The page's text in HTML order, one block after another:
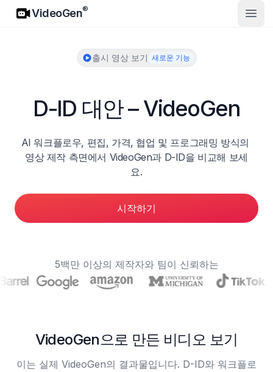
VideoGen
VideoGen®
메인
출시 영상 보기 새로운 기능
D-ID 대안 – VideoGen
AI 워크플로우, 편집, 가격, 협업 및 프로그래밍 방식의
영상 제작 측면에서 VideoGen과 D-ID을 비교해 보세
요.
시작하기
5백만 이상의 제작자와 팀이 신뢰하는
VideoGen으로 만든 비디오 보기
이는 실제 VideoGen의 결과물입니다. D-ID와 워크플로